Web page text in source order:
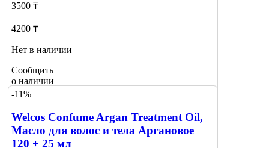
3500 ₸
4200 ₸
Нет в наличии
Сообщить
о наличии
-11%
Welcos Confume Argan Treatment Oil,
Масло для волос и тела Аргановое
120 + 25 мл